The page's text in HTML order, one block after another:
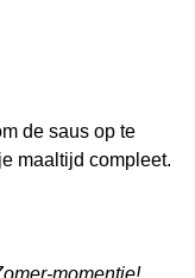
de saus op te
maaltijd compleet.